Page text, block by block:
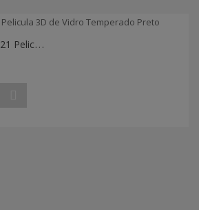
H
uawei P Smart 2021 Pelicula 3D de Vidro Temperado Preto